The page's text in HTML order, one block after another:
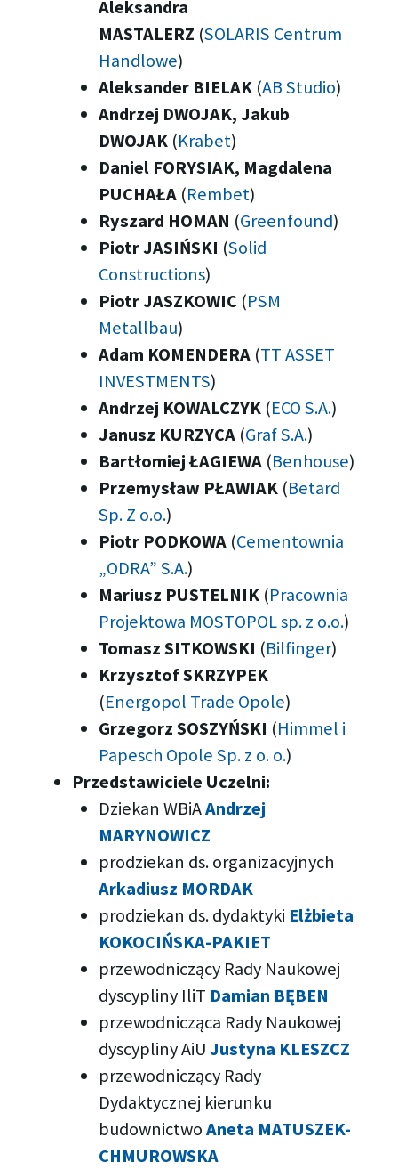
Aleksandra
MASTALERZ (SOLARIS Centrum
Handlowe)
Aleksander BIELAK(AB Studio)
Andrzej DWOJAK, Jakub
DWOJAK (Krabet)
Daniel FORYSIAK, Magdalena
PUCHAŁA (Rembet)
Ryszard HOMAN (Greenfound)
Piotr JASIŃSKI (Solid
Constructions)
Piotr JASZKOWIC (PSM
Metallbau)
Adam KOMENDERA (TT ASSET
INVESTMENTS)
Andrzej KOWALCZYK (ECO S.A.)
Janusz KURZYCA (Graf S.A.)
Bartłomiej ŁAGIEWA(Benhouse)
Przemysław PŁAWIAK (Betard
Sp. Z o.o.)
Piotr PODKOWA (Cementownia
„ODRA” S.A.)
Mariusz PUSTELNIK (Pracownia
Projektowa MOSTOPOL sp. z o.o.)
Tomasz SITKOWSKI (Bilfinger)
Krzysztof SKRZYPEK
(Energopol Trade Opole)
Grzegorz SOSZYŃSKI (Himmel i
Papesch Opole Sp. z o. o.)
Przedstawiciele Uczelni:
Dziekan WBiAAndrzej
MARYNOWICZ
prodziekan ds. organizacyjnych
Arkadiusz MORDAK
prodziekan ds. dydaktyki Elżbieta
KOKOCIŃSKA-PAKIET
przewodniczący Rady Naukowej
dyscypliny IliT Damian BĘBEN
przewodnicząca Rady Naukowej
dyscypliny AiUJustyna KLESZCZ
przewodniczący Rady
Dydaktycznej kierunku
budownictwoAneta MATUSZEK-
CHMUROWSKA